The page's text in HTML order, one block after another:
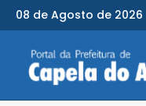
08 de Agosto de 2026